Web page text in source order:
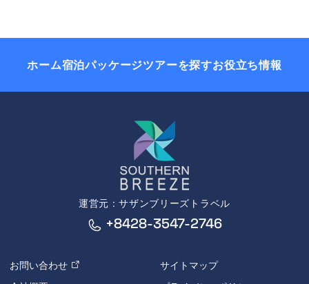
ホーム宿泊パッケージツアーを探すお役立ち情報
運営元 : サザンブリーズトラベル
+8428-3547-2746
お問い合わせ
サイトマップ